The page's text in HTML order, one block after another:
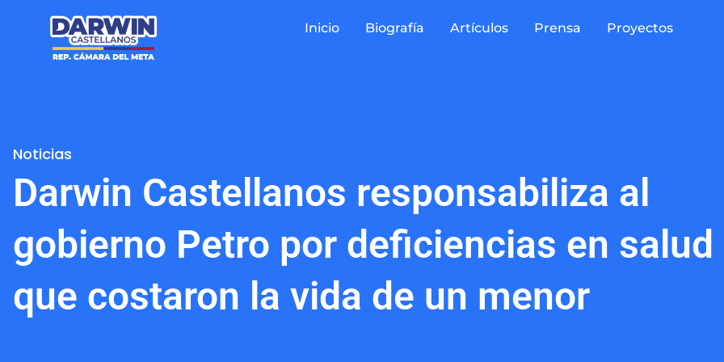
Inicio Biografía Artículos Prensa Proyectos
Noticias
Darwin Castellanos responsabiliza al
gobierno Petro por deficiencias en salud
que costaron la vida de un menor